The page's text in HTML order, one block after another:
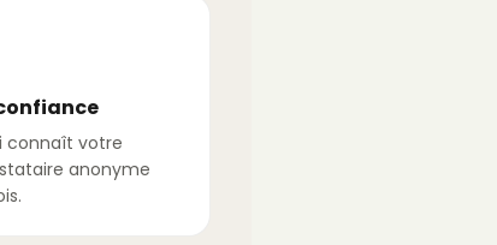
connaît votre
anonyme